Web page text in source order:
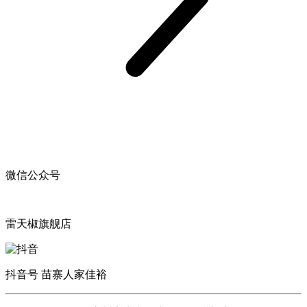
微信公众号
雷天椒旗舰店
抖音号 苗寨人家佳裕